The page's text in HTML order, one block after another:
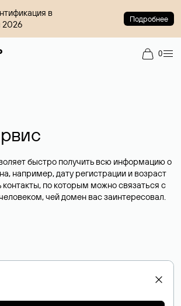
в
2026
Подробнее
0
быстро получить всю информацию о
например, дату регистрации и возраст
контакты, по которым можно связаться с
чей домен вас заинтересовал.